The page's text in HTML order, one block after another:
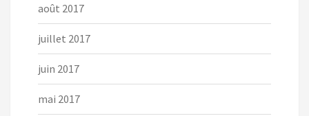
août 2017
juillet 2017
juin 2017
mai 2017